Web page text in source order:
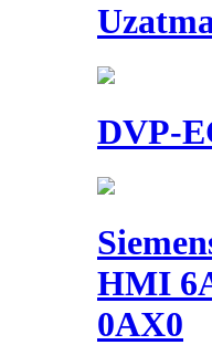
DVP-
HMI
0AX0